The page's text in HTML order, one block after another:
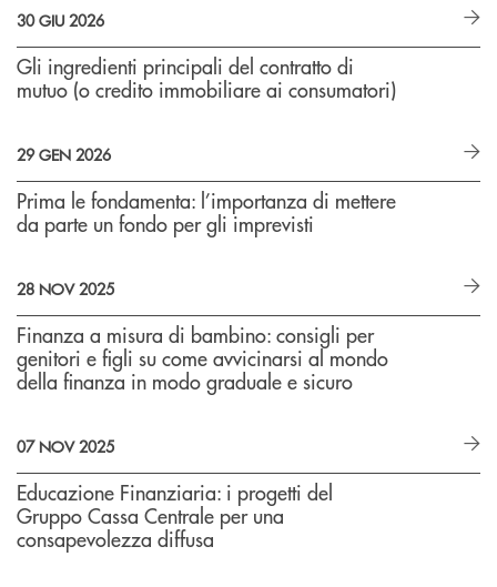
30 GIU 2026
Gli ingredienti principali del contratto di
mutuo (o credito immobiliare ai consumatori)
29 GEN 2026
Prima le fondamenta: l’importanza di mettere
da parte un fondo per gli imprevisti
28 NOV 2025
Finanza a misura di bambino: consigli per
genitori e figli su come avvicinarsi al mondo
della finanza in modo graduale e sicuro
07 NOV 2025
Educazione Finanziaria: i progetti del
Gruppo Cassa Centrale per una
consapevolezza diffusa